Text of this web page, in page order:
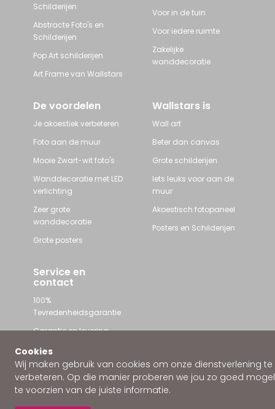
Cookies
Wij maken gebruik van cookies om onze dienstverlening te
verbeteren. Op die manier proberen we jou zo goed
te voorzien van de juiste informatie.
Schilderijen
Abstracte Foto's en
Schilderijen
Pop Art schilderijen
Art Frame van Wallstars
Voor in de tuin
Voor iedere ruimte
Zakelijke
wanddecoratie
De voordelen
Je akoestiek verbeteren
Foto aan de muur
Mooie Zwart-wit foto's
Wanddecoratie met LED
verlichting
Zeer grote
wanddecoratie
Grote posters
Wallstars is
Wall art
Beter dan canvas
Grote schilderijen
Iets leuks voor aan de
muur
Akoestisch fotopaneel
Posters en Schilderijen
Service en
contact
100%
Tevredenheidsgarantie
Garantie en levering
Contact met Wallstars
WhatsApp ons